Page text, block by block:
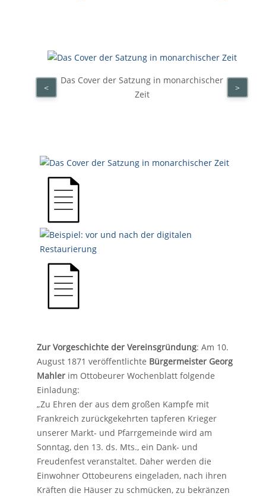
Das Cover der Satzung in monarchischer
Zeit
< >
Zur Vorgeschichte der Vereinsgründung: Am 10.
August 1871 veröffentlichte Bürgermeister Georg
Mahler im Ottobeurer Wochenblatt folgende
Einladung:
„Zu Ehren der aus dem großen Kampfe mit
Frankreich zurückgekehrten tapferen Krieger
unserer Markt- und Pfarrgemeinde wird am
Sonntag, den 13. ds. Mts., ein Dank- und
Freudenfest veranstaltet. Daher werden die
Einwohner Ottobeurens eingeladen, nach ihren
Kräften die Häuser zu schmücken, zu bekränzen